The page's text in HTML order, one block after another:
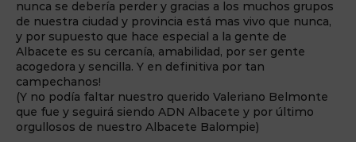
nunca se debería perder y gracias a los muchos grupos
de nuestra ciudad y provincia está mas vivo que nunca,
y por supuesto que hace especial a la gente de
Albacete es su cercanía, amabilidad, por ser gente
acogedora y sencilla. Y en definitiva por tan
campechanos!
(Y no podía faltar nuestro querido Valeriano Belmonte
que fue y seguirá siendo ADN Albacete y por último
orgullosos de nuestro Albacete Balompie)